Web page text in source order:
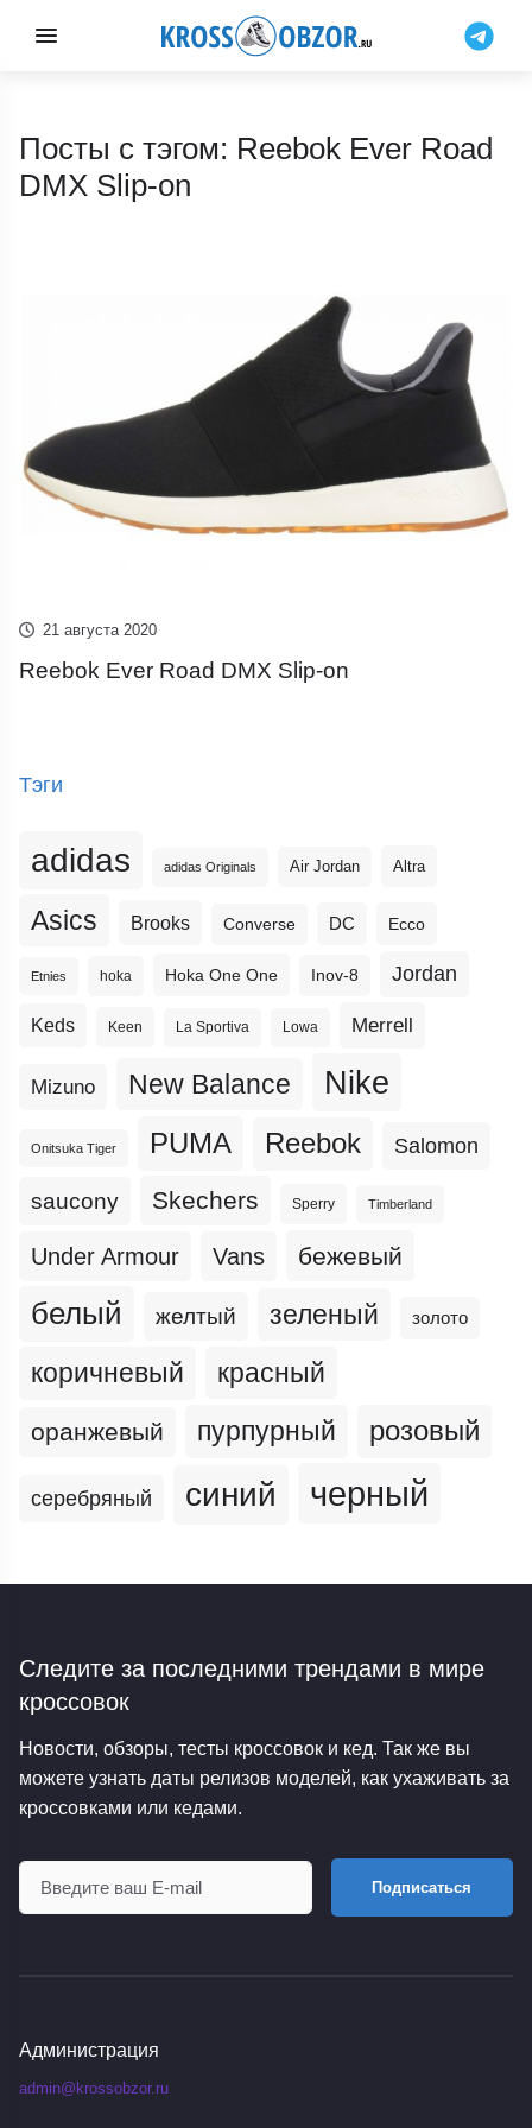
Посты с тэгом: Reebok Ever Road
DMX Slip-on
21 августа 2020
Reebok Ever Road DMX Slip-on
Тэги
adidas adidas Originals Air Jordan Altra
Asics Brooks Converse DC Ecco
Etnies hoka Hoka One One Inov-8 Jordan
Keds Keen La Sportiva Lowa Merrell
Mizuno New Balance Nike
Onitsuka Tiger PUMA Reebok Salomon
saucony Skechers Sperry Timberland
Under Armour Vans бежевый
белый желтый зеленый золото
коричневый красный
оранжевый пурпурный розовый
серебряный синий черный
Следите за последними трендами в мире
кроссовок
Новости, обзоры, тесты кроссовок и кед. Так же вы
можете узнать даты релизов моделей, как ухаживать за
кроссовками или кедами.
Подписаться
Администрация
admin@krossobzor.ru